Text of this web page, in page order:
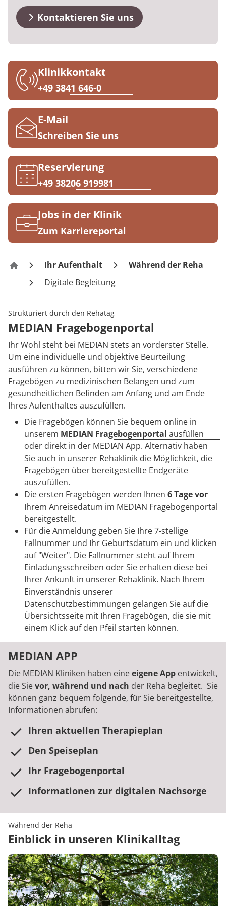
Downloads
Kontakt
Kosten & Kostenträger
Kinder-und Jugendreha
Geriatrie
Gynäkologie
HTS & Cochlea
Long Covid
Onkologie
Pneumologie
Rheumatologie
Prävention
Qualität & Expertise
Energiepolitik
Ihr Weg zu MEDIAN
Kosten & Kostenträger
Reha Checkliste
Zuweiser
Über MEDIAN
Kooperationen
Presse
Karriere
Kontaktieren Sie uns
Klinikkontakt
+49 3841 646-0
E-Mail
Schreiben Sie uns
Reservierung
+49 38206 919981
Jobs in der Klinik
Zum Karriereportal
Klinik Wismar
Ihr Aufenthalt
Während der Reha
Digitale Begleitung
Strukturiert durch den Rehatag
MEDIAN Fragebogenportal
Ihr Wohl steht bei MEDIAN stets an vorderster Stelle.
Um eine individuelle und objektive Beurteilung
ausführen zu können, bitten wir Sie, verschiedene
Fragebögen zu medizinischen Belangen und zum
gesundheitlichen Befinden am Anfang und am Ende
Ihres Aufenthaltes auszufüllen.
Die Fragebögen können Sie bequem online in
unserem MEDIAN Fragebogenportal ausfüllen
oder direkt in der MEDIAN App. Alternativ haben
Sie auch in unserer Rehaklinik die Möglichkeit, die
Fragebögen über bereitgestellte Endgeräte
auszufüllen.
Die ersten Fragebögen werden Ihnen 6 Tage vor
Ihrem Anreisedatum im MEDIAN Fragebogenportal
bereitgestellt.
Für die Anmeldung geben Sie Ihre 7-stellige
Fallnummer und Ihr Geburtsdatum ein und klicken
auf "Weiter". Die Fallnummer steht auf Ihrem
Einladungsschreiben oder Sie erhalten diese bei
Ihrer Ankunft in unserer Rehaklinik. Nach Ihrem
Einverständnis unserer
Datenschutzbestimmungen gelangen Sie auf die
Übersichtsseite mit Ihren Fragebögen, die sie mit
einem Klick auf den Pfeil starten können.
MEDIAN APP
Die MEDIAN Kliniken haben eineeigene App entwickelt,
die Sievor, während und nach der Reha begleitet. Sie
können ganz bequem folgende, für Sie bereitgestellte,
Informationen abrufen:
Ihren aktuellen Therapieplan
Den Speiseplan
Ihr Fragebogenportal
Informationen zur digitalen Nachsorge
Während der Reha
Einblick in unseren Klinikalltag